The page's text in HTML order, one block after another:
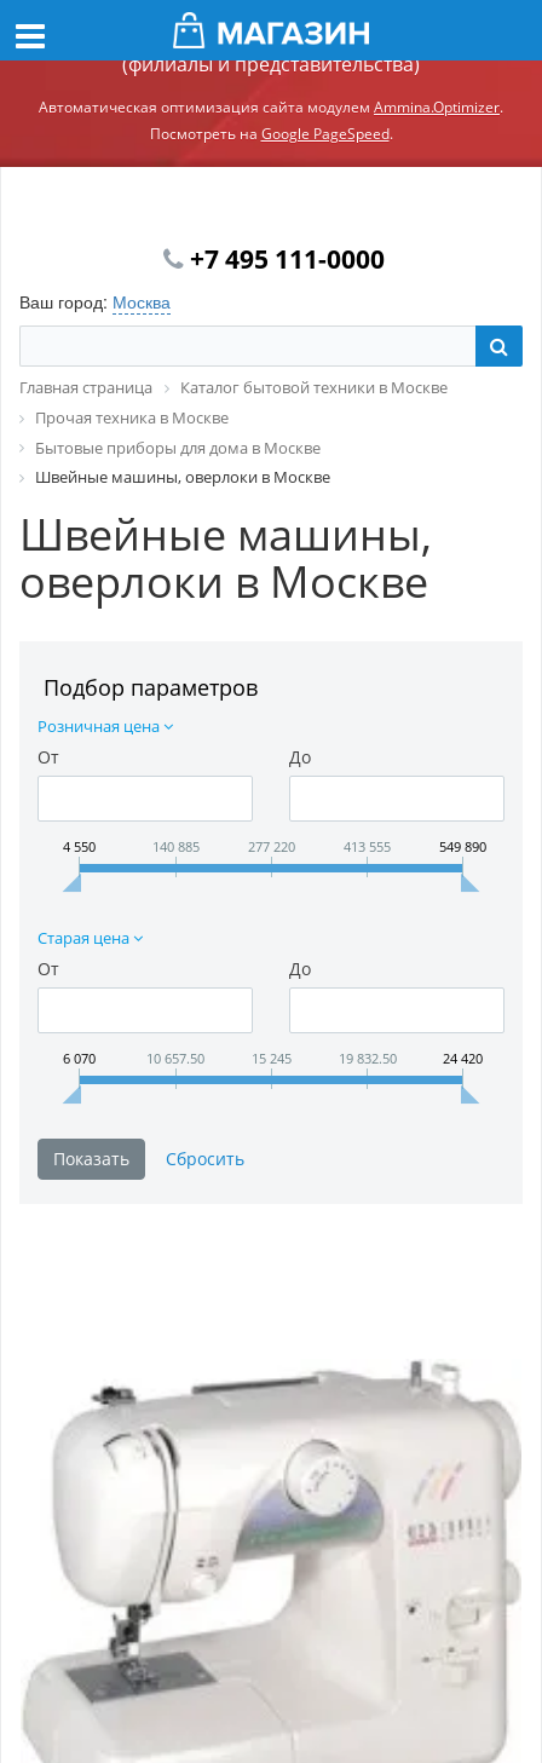
Демонстрационный сайт модуля Ammina.Регионы
(филиалы и представительства)
Автоматическая оптимизация сайта модулем Ammina.Optimizer.
Посмотреть на Google PageSpeed.
+7 495 111-0000
Ваш город: Москва
Главная страница
Каталог бытовой техники в Москве
Прочая техника в Москве
Бытовые приборы для дома в Москве
Швейные машины, оверлоки в Москве
Швейные машины,
оверлоки в Москве
Подбор параметров
Розничная цена
От До
4 550 140 885 277 220 413 555 549 890
Старая цена
От До
6 070 10 657.50 15 245 19 832.50 24 420